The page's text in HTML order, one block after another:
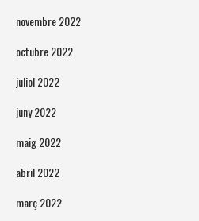
novembre 2022
octubre 2022
juliol 2022
juny 2022
maig 2022
abril 2022
març 2022